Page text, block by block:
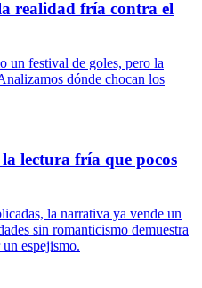
realidad fría contra el
un festival de goles, pero la
dónde chocan los
lectura fría que pocos
la narrativa ya vende un
sin romanticismo demuestra
espejismo.